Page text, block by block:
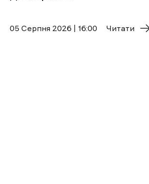
05 Cерпня 2026 | 16:00 Читати